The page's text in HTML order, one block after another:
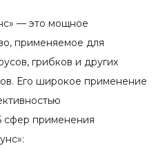
— это мощное
применяемое для
грибков и других
Его широкое применение
сфер применения